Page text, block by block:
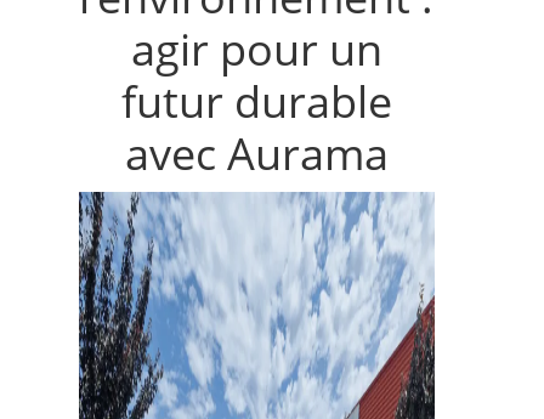
agir pour un
futur durable
avec Aurama